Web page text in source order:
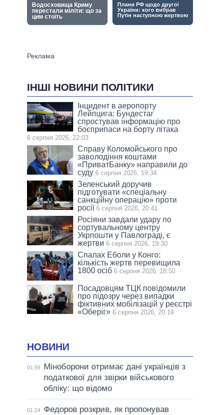
ІНШІ НОВИНИ ПОЛІТИКИ
Інцидент в аеропорту
Лейпцига: Бундестаг
спростував інформацію про
боєприпаси на борту літака
6 серпня 2026, 22:03
Справу Коломойського про
заволодіння коштами
«ПриватБанку» направили до
суду 6 серпня 2026, 19:34
Зеленський доручив
підготувати «спеціальну
санкційну операцію» проти
росії 6 серпня 2026, 20:41
Росіяни завдали удару по
сортувальному центру
Укрпошти у Павлограді, є
жертви 6 серпня 2026, 19:30
Спалах Еболи у Конго:
кількість жертв перевищила
1800 осіб 6 серпня 2026, 18:50
Посадовцям ТЦК повідомили
про підозру через випадки
фіктивних мобілізацій у реєстрі
«Оберіг» 6 серпня 2026, 20:14
НОВИНИ
01:59
Міноборони отримає дані українців з
податкової для звірки військового
обліку: що відомо
01:24
Федоров розкрив, як пропонував